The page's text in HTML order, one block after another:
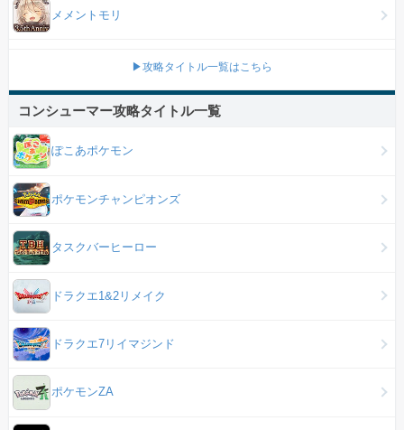
メメントモリ
▶攻略タイトル一覧はこちら
コンシューマー攻略タイトル一覧
ぽこあポケモン
ポケモンチャンピオンズ
タスクバーヒーロー
ドラクエ1&2リメイク
ドラクエ7リイマジンド
ポケモンZA